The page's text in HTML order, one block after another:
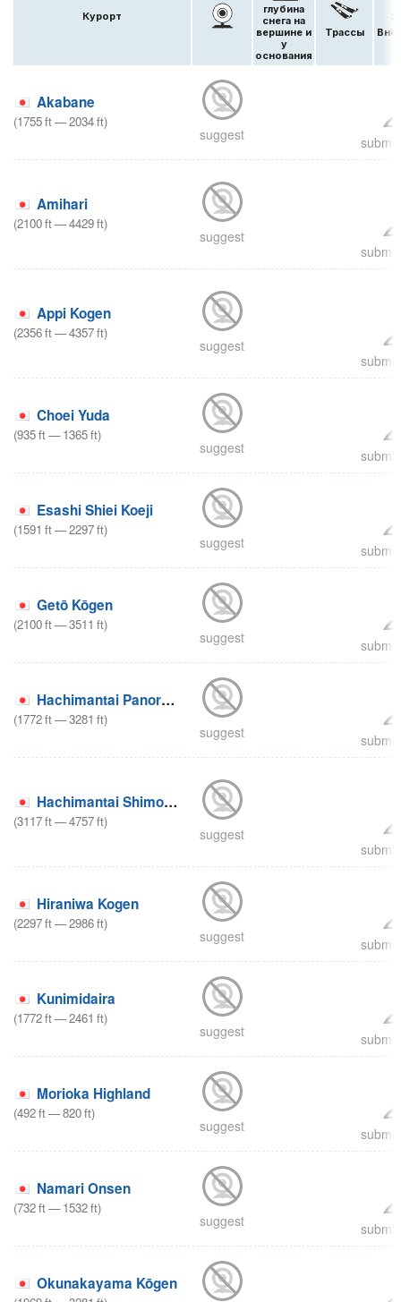
Курорт
глубина
снега на
вершине и
у
основания
Трассы Вне
Akabane
(1755ft—2034ft)
suggest
Amihari
(2100ft—4429ft)
suggest
Appi Kogen
(2356ft—4357ft)
suggest
Choei Yuda
(935ft—1365ft)
suggest
Esashi Shiei Koeji
(1591 ft—2297ft)
suggest
Getō Kōgen
(2100ft—3511 ft)
suggest
Hachimantai Panorama Ski Area
(1772ft—3281 ft)
suggest
Hachimantai Shimokura Ski Area
(3117ft—4757ft)
suggest
Hiraniwa Kogen
(2297ft—2986ft)
suggest
Kunimidaira
(1772ft—2461 ft)
suggest
Morioka Highland
(492ft—820ft)
suggest
Namari Onsen
(732ft—1532ft)
suggest
Okunakayama Kōgen